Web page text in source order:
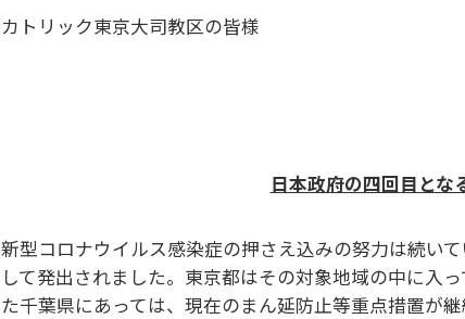
カトリック東京大司教区の皆様
日本政府の四回目とな
新型コロナウイルス感染症の押さえ込みの努力は続い
して発出されました。東京都はその対象地域の中に入
た千葉県にあっては、現在のまん延防止等重点措置が継